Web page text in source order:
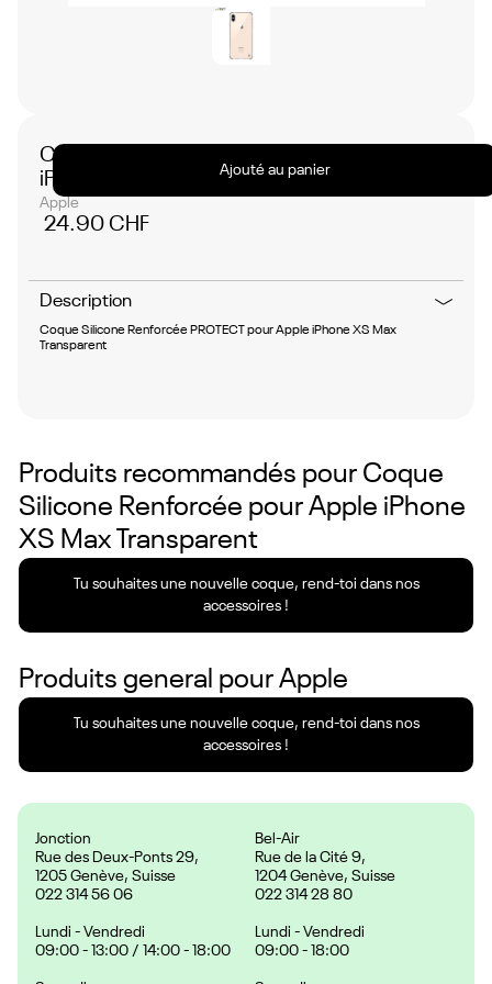
Coque Silicone Renforcée pour Apple
iPhone XS Max Transparent
Apple
24.90 CHF
Description
Coque Silicone Renforcée PROTECT pour Apple iPhone XS Max
Transparent
Ajouté au panier
Produits recommandés pour Coque
Silicone Renforcée pour Apple iPhone
XS Max Transparent
Tu souhaites une nouvelle coque, rend-toi dans nos
accessoires !
Produits general pour Apple
Tu souhaites une nouvelle coque, rend-toi dans nos
accessoires !
Jonction
Rue des Deux-Ponts 29,
1205 Genève, Suisse
022 314 56 06
Lundi - Vendredi
09:00 - 13:00 / 14:00 - 18:00
Bel-Air
Rue de la Cité 9,
1204 Genève, Suisse
022 314 28 80
Lundi - Vendredi
09:00 - 18:00